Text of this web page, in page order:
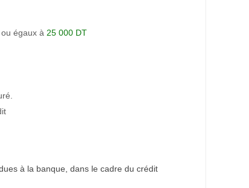
égaux à 25 000 DT
à la banque, dans le cadre du crédit